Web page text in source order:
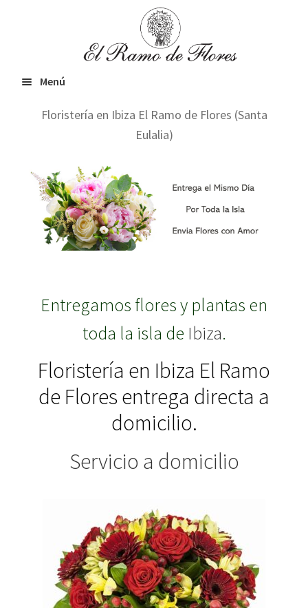
Menú
Inicio
Flores frescas
el
menú
Orquídeas & Plantas
VIP
el
menú
Bodas y Eventos
Expandir
menú
Español
Expandir
hijo
Floristería en Ibiza El Ramo de Flores (Santa
Eulalia)
Entregamos flores y plantas en
toda la isla de Ibiza.
Floristería en Ibiza El Ramo
de Flores entrega directa a
domicilio.
Servicio a domicilio